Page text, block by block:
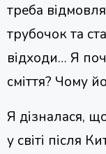
треба
трубочок та
відходи… Я
сміття? Чому
Я дізналася,
у світі після